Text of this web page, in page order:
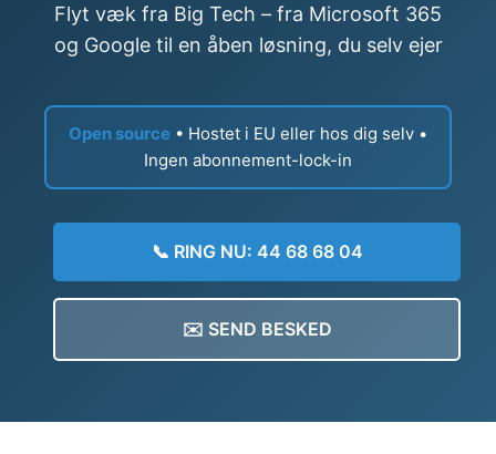
Flyt væk fra Big Tech – fra Microsoft 365
og Google til en åben løsning, du selv ejer
Open source • Hostet i EU eller hos dig selv •
Ingen abonnement-lock-in
📞 RING NU: 44 68 68 04
✉️ SEND BESKED